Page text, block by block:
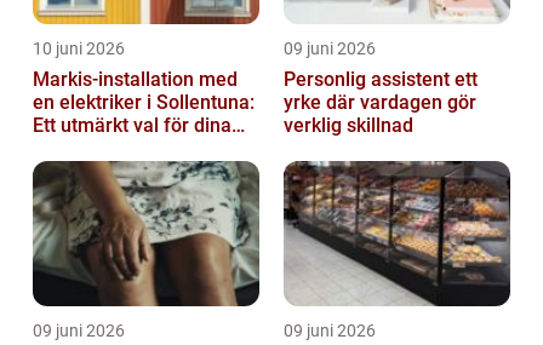
10 juni 2026
Markis-installation med
en elektriker i Sollentuna:
Ett utmärkt val för dina
09 juni 2026
Personlig assistent ett
yrke där vardagen gör
verklig skillnad
09 juni 2026 09 juni 2026